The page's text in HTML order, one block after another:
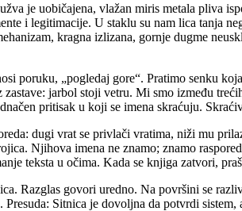
je uobičajena, vlažan miris metala pliva
i legitimacije. U staklu su nam lica tanja
kragna izlizana, gornje dugme
poruku, „pogledaj gore“. Pratimo senku
jarbol stoji vetru. Mi smo između
pritisak u koji se imena skraćuju.
dugi vrat se privlači vratima, niži mu
Njihova imena ne znamo; znamo
teksta u očima. Kada se knjiga zatvori,
Razglas govori uredno. Na površini se
Sitnica je dovoljna da potvrdi sistem,